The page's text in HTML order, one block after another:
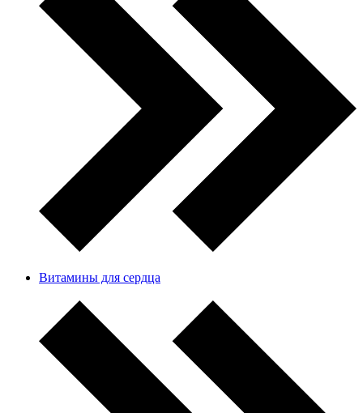
Витамины для сердца